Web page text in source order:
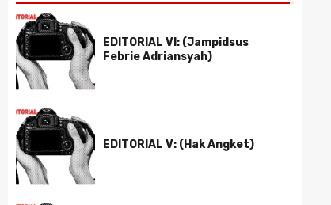
EDITORIAL VI: (Jampidsus
Febrie Adriansyah)
EDITORIAL V: (Hak Angket)